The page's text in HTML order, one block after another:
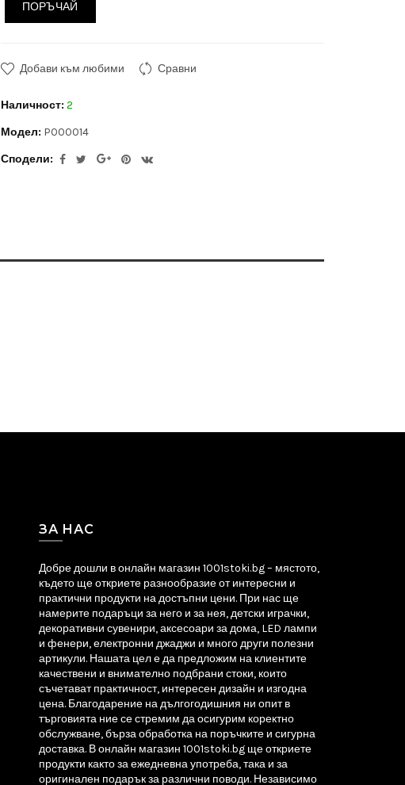
ПОРЪЧАЙ
Добави към любими Сравни
Наличност: 2
Модел: P000014
Сподели:
ЗА НАС
Добре дошли в онлайн магазин 1001stoki.bg – мястото,
където ще откриете разнообразие от интересни и
практични продукти на достъпни цени. При нас ще
намерите подаръци за него и за нея, детски играчки,
декоративни сувенири, аксесоари за дома, LED лампи
и фенери, електронни джаджи и много други полезни
артикули. Нашата цел е да предложим на клиентите
качествени и внимателно подбрани стоки, които
съчетават практичност, интересен дизайн и изгодна
цена. Благодарение на дългогодишния ни опит в
търговията ние се стремим да осигурим коректно
обслужване, бърза обработка на поръчките и сигурна
доставка. В онлайн магазин 1001stoki.bg ще откриете
продукти както за ежедневна употреба, така и за
оригинален подарък за различни поводи. Независимо